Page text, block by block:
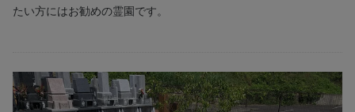
たい方にはお勧めの霊園です。